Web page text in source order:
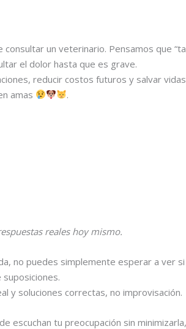
un veterinario. Pensamos que
el dolor hasta que es grave.
reducir costos futuros y salvar
amas
.
reales hoy mismo.
no puedes simplemente esperar a ver
y soluciones correctas, no improvisación.
escuchan tu preocupación sin